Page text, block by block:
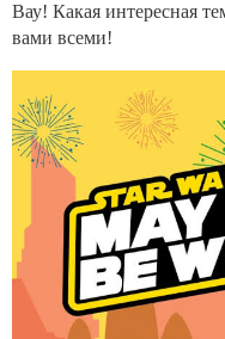
Вау! Какая интересная
вами всеми!